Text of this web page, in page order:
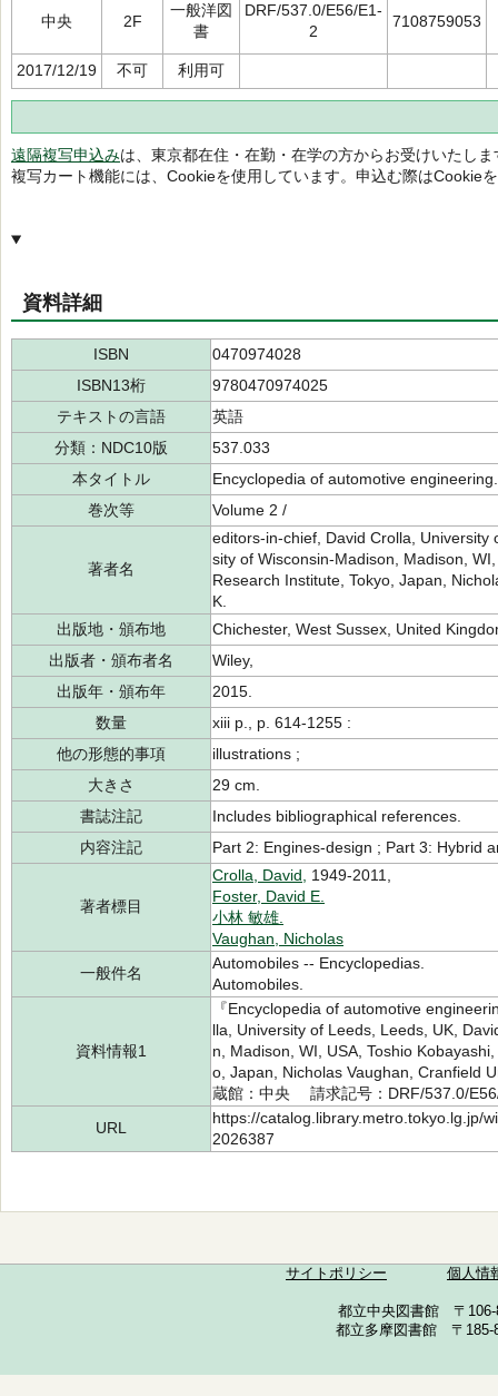
中央 2F
一般洋図
書
DRF/537.0/E56/E1-
2
7108759053
2017/12/19 不可 利用可
遠隔複写申込みは、東京都在住・在勤・在学の方からお受けいたしま
複写カート機能には、Cookieを使用しています。申込む際はCookie
資料詳細
ISBN
0470974028
ISBN13桁
9780470974025
テキストの言語
英語
分類：NDC10版
537.033
本タイトル
Encyclopedia of automotive engineering.
巻次等
Volume 2 /
著者名
editors-in-chief, David Crolla,
sity of Wisconsin-Madison, Madison,
Research Institute, Tokyo, Japan,
K.
出版地・頒布地
Chichester, West Sussex, United
出版者・頒布者名
Wiley,
出版年・頒布年
2015.
数量
xiii p., p. 614-1255 :
他の形態的事項
illustrations ;
大きさ
29 cm.
書誌注記
Includes bibliographical references.
内容注記
Part 2: Engines-design ; Part 3: Hybrid
著者標目
Crolla, David,
1949-2011,
Foster, David E.
小林 敏雄.
Vaughan, Nicholas
一般件名
Automobiles -- Encyclopedias.
Automobiles.
資料情報1
『Encyclopedia of automotive
lla, University of Leeds, Leeds, UK,
n, Madison, WI, USA, Toshio
o, Japan, Nicholas Vaughan,
蔵館：中央 請求記号：DRF/537.0/
URL
https://catalog.library.metro.tokyo.lg.jp/
2026387
サイトポリシー 個人情
都立中央図書館 〒
都立多摩図書館 〒185-